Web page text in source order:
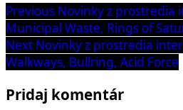
Navigácia
v
článku
Previous Previous
post:
Novinky z prostredia
Municipal Waste, Rings of
Next Next
post:
Novinky z prostredia
Walkways, Bullring, Acid Force
Pridaj komentár